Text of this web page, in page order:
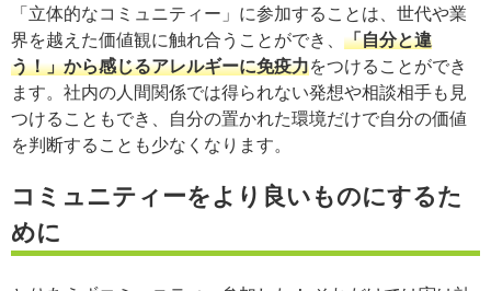
「立体的なコミュニティー」に参加することは、世代や業
界を越えた価値観に触れ合うことができ、 「自分と違
う！」から感じるアレルギーに免疫力をつけることができ
ます。社内の人間関係では得られない発想や相談相手も見
つけることもでき、自分の置かれた環境だけで自分の価値
を判断することも少なくなります。
コミュニティーをより良いものにするた
めに